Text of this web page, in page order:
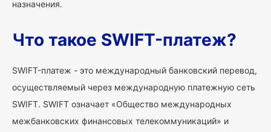
назначения.
Что такое SWIFT-платеж?
SWIFT-платеж - это международный банковский перевод,
осуществляемый через международную платежную сеть
SWIFT. SWIFT означает «Общество международных
межбанковских финансовых телекоммуникаций» и